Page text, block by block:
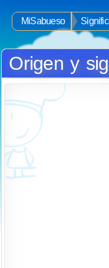
MiSabueso
Origen y